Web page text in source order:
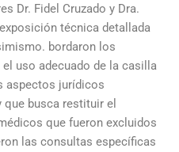
Dr. Fidel Cruzado y Dra.
técnica detallada
bordaron los
uso adecuado de la casilla
aspectos jurídicos
busca restituir el
que fueron excluidos
las consultas específicas